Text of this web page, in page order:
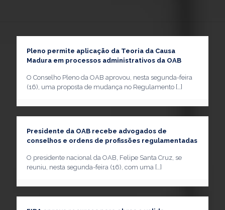
Pleno permite aplicação da Teoria da Causa
Madura em processos administrativos da OAB
O Conselho Pleno da OAB aprovou, nesta segunda-feira
(16), uma proposta de mudança no Regulamento […]
Presidente da OAB recebe advogados de
conselhos e ordens de profissões regulamentadas
O presidente nacional da OAB, Felipe Santa Cruz, se
reuniu, nesta segunda-feira (16), com uma […]